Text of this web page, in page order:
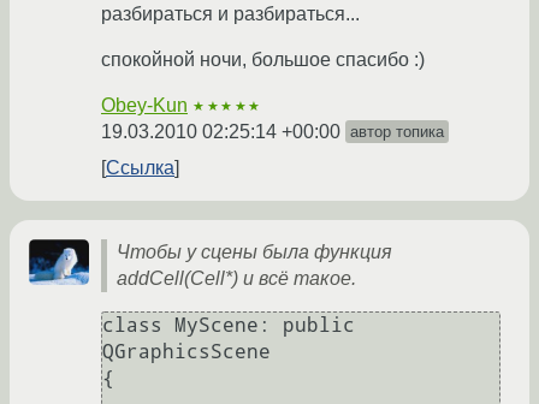
разбираться и разбираться...
спокойной ночи, большое спасибо :)
Obey-Kun ★★★★★
19.03.2010 02:25:14 +00:00 автор топика
Ссылка
Чтобы у сцены была функция
addCell(Cell*) и всё такое.
class MyScene: public
QGraphicsScene
{